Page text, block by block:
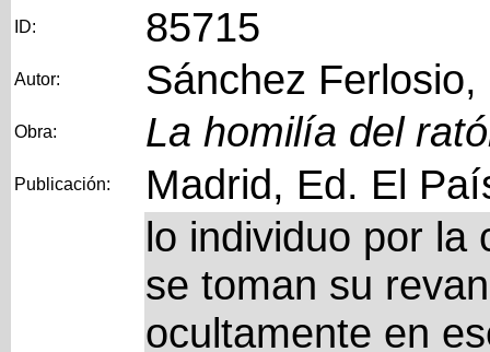
ID: 85715
Autor: Sánchez Ferlosio,
Obra: La homilía del
Publicación: Madrid, Ed. El
lo individuo por la
se toman su
ocultamente en